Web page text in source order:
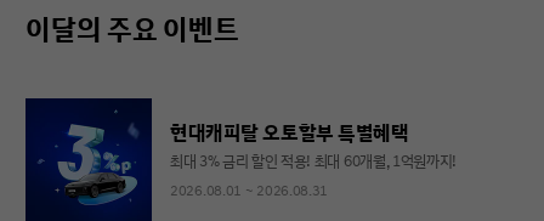
이달의 주요 이벤트
현대캐피탈 오토할부 특별혜택
최대 3% 금리 할인 적용! 최대 60개월, 1억원까지!
2026.08.01 ~ 2026.08.31